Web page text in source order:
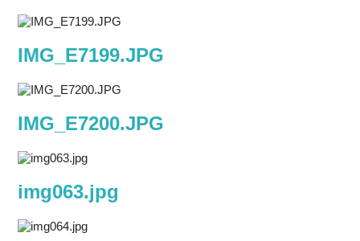
IMG_E7199.JPG
IMG_E7200.JPG
img063.jpg